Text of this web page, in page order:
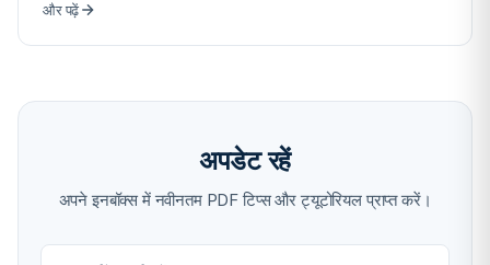
और पढ़ें
अपडेट रहें
अपने इनबॉक्स में नवीनतम PDF टिप्स और ट्यूटोरियल प्राप्त करें।